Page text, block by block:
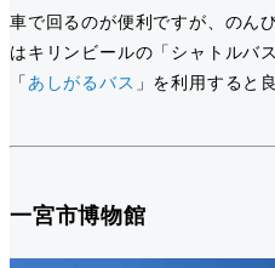
車で回るのが便利ですが、のん
はキリンビールの「シャトルバ
「あしがるバス 」を利用すると
一宮市博物館